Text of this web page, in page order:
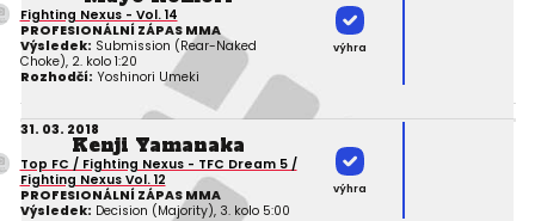
Fighting Nexus - Vol. 14
PROFESIONÁLNÍ ZÁPAS MMA
Výsledek: Submission (Rear-Naked
Choke), 2. kolo 1:20
Rozhodčí: Yoshinori Umeki
výhra
31. 03. 2018
Kenji Yamanaka
Top FC / Fighting Nexus - TFC Dream 5 /
Fighting Nexus Vol. 12
PROFESIONÁLNÍ ZÁPAS MMA
Výsledek: Decision (Majority), 3. kolo 5:00
výhra